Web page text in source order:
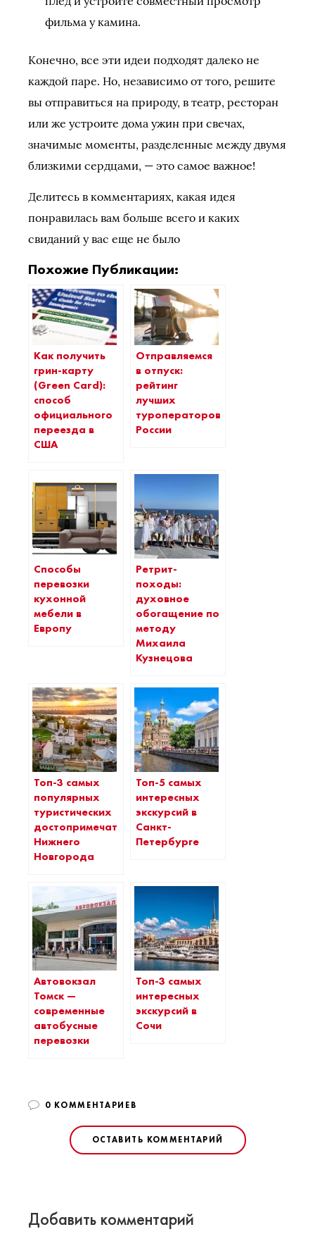
фильма у камина.
Конечно, все эти идеи подходят далеко не
каждой паре. Но, независимо от того, решите
вы отправиться на природу, в театр, ресторан
или же устроите дома ужин при свечах,
значимые моменты, разделенные между двумя
близкими сердцами, — это самое важное!
Делитесь в комментариях, какая идея
понравилась вам больше всего и каких
свиданий у вас еще не было
Похожие Публикации:
Как получить
грин-карту
(Green Card):
способ
официального
переезда в
США
Отправляемся
в отпуск:
рейтинг
лучших
туроператоров
России
Способы
перевозки
кухонной
мебели в
Европу
Ретрит-
походы:
духовное
обогащение по
методу
Михаила
Кузнецова
Топ-3 самых
популярных
туристических
достопримечательностей
Нижнего
Новгорода
Топ-5 самых
интересных
экскурсий в
Санкт-
Петербурге
Автовокзал
Томск —
современные
автобусные
перевозки
Топ-3 самых
интересных
экскурсий в
Сочи
0 КОММЕНТАРИЕВ
ОСТАВИТЬ КОММЕНТАРИЙ
Добавить комментарий